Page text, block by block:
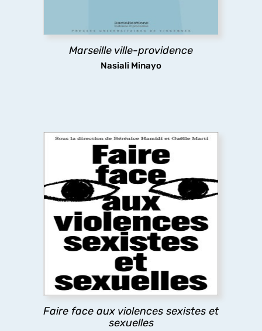
Marseille ville-providence
Nasiali Minayo
racialisées.
découvrir
Faire face aux violences sexistes et
sexuelles
Faire face aux violences sexistes et
sexuelles
Un livre essentiel, à la fois témoignage et guide,
qui dévoile le continuum des violences sexistes
et sexuelles. En croisant les voix de
chercheur·es, expert·es, artistes et personnes
concernées, il ouvre des pistes concrètes pour
comprendre, prévenir et agir collectivement.
découvrir